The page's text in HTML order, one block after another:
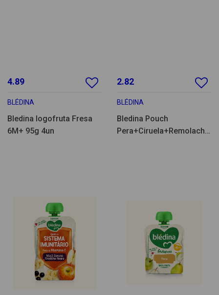
4.89
BLÉDINA
Bledina Iogofruta Fresa
6M+ 95g 4un
2.82
BLÉDINA
Bledina Pouch
Pera+Ciruela+Remolacha